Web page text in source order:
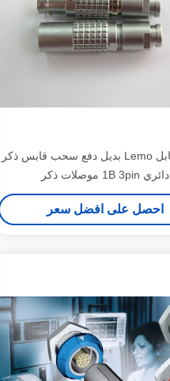
موصل كابل Lemo بديل دفع سحب قابس ذكر
دائري 1B 3pin موصلات ذكر
احصل على افضل سعر